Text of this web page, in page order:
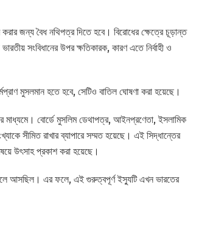
জন্য বৈধ নথিপত্র দিতে হবে। বিরোধের ক্ষেত্রে চূড়ান্ত
সংবিধানের উপর ক্ষতিকারক, কারণ এতে নির্বাহী ও
মুসলমান হতে হবে, সেটিও বাতিল ঘোষণা করা হয়েছে।
মাধ্যমে। বোর্ডে মুসলিম ডেথাপত্র, আইনপ্রণেতা, ইসলামিক
সীমিত রাখার ব্যাপারে সম্মত হয়েছে। এই সিদ্ধান্তের
উৎসাহ প্রকাশ করা হয়েছে।
চলে আসছিল। এর ফলে, এই গুরুত্বপূর্ণ ইস্যুটি এখন ভারতের